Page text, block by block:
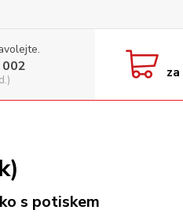
za
s potiskem